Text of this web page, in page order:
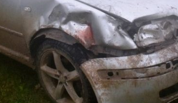
La